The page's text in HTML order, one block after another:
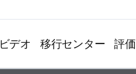
ビデオ 移行センター 評